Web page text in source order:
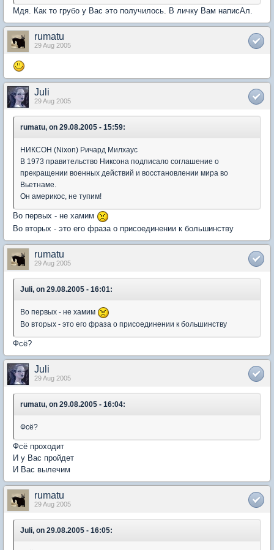
Мдя. Как то грубо у Вас это получилось. В личку Вам написАл.
rumatu
29 Aug 2005
Juli
29 Aug 2005
rumatu, on 29.08.2005 - 15:59:
НИКСОН (Nixon) Ричард Милхаус
В 1973 правительство Никсона подписало соглашение о
прекращении военных действий и восстановлении мира во
Вьетнаме.
Он америкос, не тупим!
Во первых - не хамим
Во вторых - это его фраза о присоединении к большинству
rumatu
29 Aug 2005
Juli, on 29.08.2005 - 16:01:
Во первых - не хамим
Во вторых - это его фраза о присоединении к большинству
Фсё?
Juli
29 Aug 2005
rumatu, on 29.08.2005 - 16:04:
Фсё?
Фсё проходит
И у Вас пройдет
И Вас вылечим
rumatu
29 Aug 2005
Juli, on 29.08.2005 - 16:05: